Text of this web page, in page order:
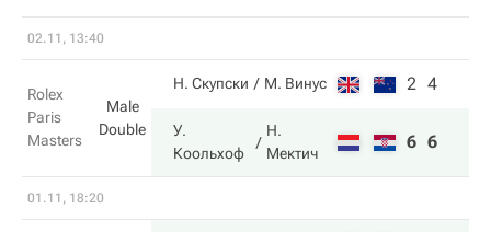
02.11, 13:40
Rolex
Paris
Masters
Male
Double
Н. Скупски М. Винус 2 4
У.
Коольхоф
Н.
Мектич
6 6
01.11, 18:20